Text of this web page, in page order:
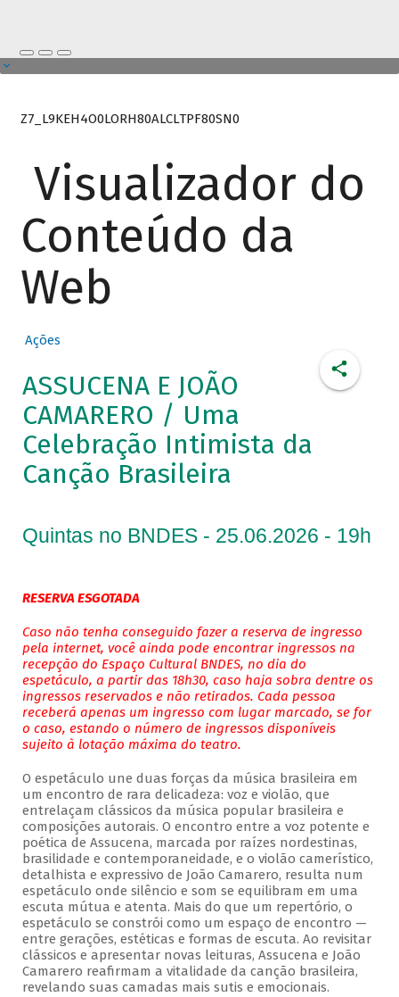
Z7_L9KEH4O0LORH80ALCLTPF80SN0
Visualizador do
Conteúdo da
Web
Ações
ASSUCENA E JOÃO
CAMARERO / Uma
Celebração Intimista da
Canção Brasileira
Quintas no BNDES - 25.06.2026 - 19h
RESERVA ESGOTADA
Caso não tenha conseguido fazer a reserva de ingresso
pela internet, você ainda pode encontrar ingressos na
recepção do Espaço Cultural BNDES, no dia do
espetáculo, a partir das 18h30, caso haja sobra dentre os
ingressos reservados e não retirados. Cada pessoa
receberá apenas um ingresso com lugar marcado, se for
o caso, estando o número de ingressos disponíveis
sujeito à lotação máxima do teatro.
O espetáculo une duas forças da música brasileira em
um encontro de rara delicadeza: voz e violão, que
entrelaçam clássicos da música popular brasileira e
composições autorais. O encontro entre a voz potente e
poética de Assucena, marcada por raízes nordestinas,
brasilidade e contemporaneidade, e o violão camerístico,
detalhista e expressivo de João Camarero, resulta num
espetáculo onde silêncio e som se equilibram em uma
escuta mútua e atenta. Mais do que um repertório, o
espetáculo se constrói como um espaço de encontro —
entre gerações, estéticas e formas de escuta. Ao revisitar
clássicos e apresentar novas leituras, Assucena e João
Camarero reafirmam a vitalidade da canção brasileira,
revelando suas camadas mais sutis e emocionais.